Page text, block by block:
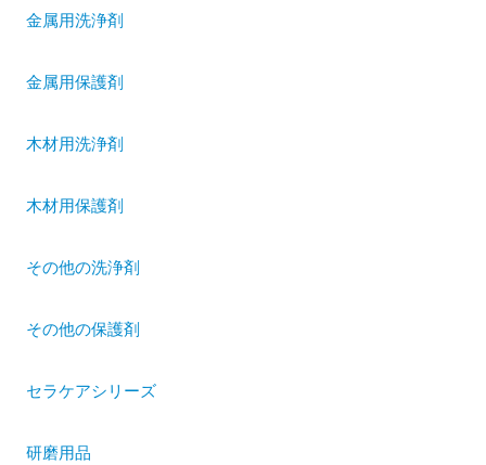
金属用洗浄剤
金属用保護剤
木材用洗浄剤
木材用保護剤
その他の洗浄剤
その他の保護剤
セラケアシリーズ
研磨用品